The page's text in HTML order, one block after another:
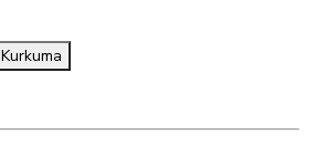
Kurkuma